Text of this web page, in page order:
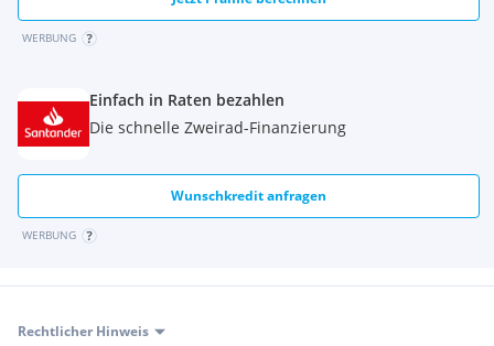
WERBUNG
Einfach in Raten bezahlen
Die schnelle Zweirad-Finanzierung
Wunschkredit anfragen
WERBUNG
Rechtlicher Hinweis